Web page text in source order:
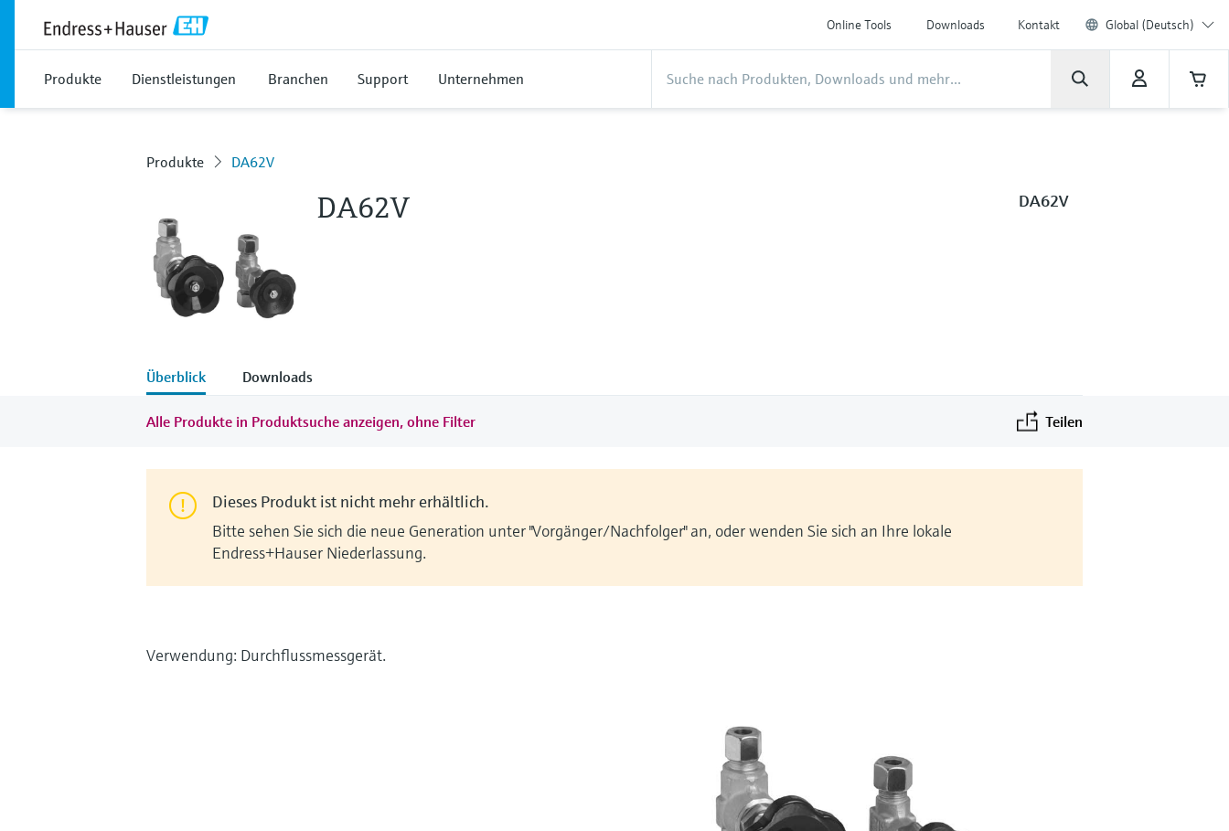
Online Tools Downloads Kontakt Global (Deutsch)
Produkte Dienstleistungen Branchen Support Unternehmen
Produkte DA62V
DA62V DA62V
Überblick Downloads
Alle Produkte in Produktsuche anzeigen, ohne Filter Teilen
Dieses Produkt ist nicht mehr erhältlich.
Bitte sehen Sie sich die neue Generation unter "Vorgänger/Nachfolger" an, oder wenden Sie sich an Ihre lokale
Endress+Hauser Niederlassung.
Verwendung: Durchflussmessgerät.